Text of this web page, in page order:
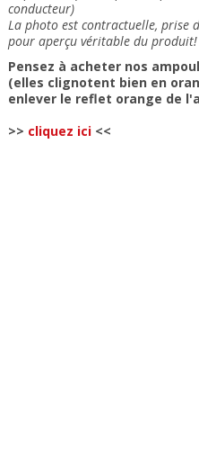
conducteur)
La photo est contractuelle, prise
pour aperçu véritable du produit!
Pensez à acheter nos
(elles clignotent bien en
enlever le reflet orange de
>> cliquez ici <<